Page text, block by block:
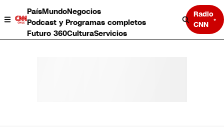
PaísMundoNegocios
Podcast y Programas completos
Futuro 360CulturaServicios
Radio
CNN